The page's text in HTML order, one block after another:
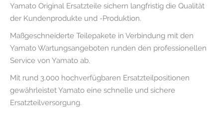
Yamato Original Ersatzteile sichern langfristig die Qualität
der Kundenprodukte und -Produktion.
Maßgeschneiderte Teilepakete in Verbindung mit den
Yamato Wartungsangeboten runden den professionellen
Service von Yamato ab.
Mit rund 3.000 hochverfügbaren Ersatzteilpositionen
gewährleistet Yamato eine schnelle und sichere
Ersatzteilversorgung.